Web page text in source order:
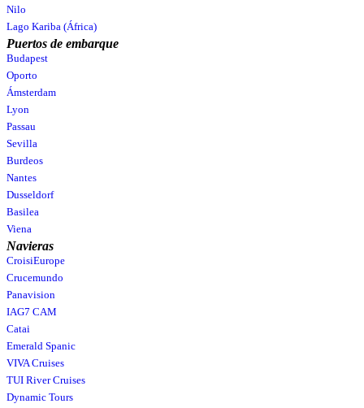
Nilo
Lago Kariba (África)
Puertos de embarque
Budapest
Oporto
Ámsterdam
Lyon
Passau
Sevilla
Burdeos
Nantes
Dusseldorf
Basilea
Viena
Navieras
CroisiEurope
Crucemundo
Panavision
IAG7 CAM
Catai
Emerald Spanic
VIVA Cruises
TUI River Cruises
Dynamic Tours